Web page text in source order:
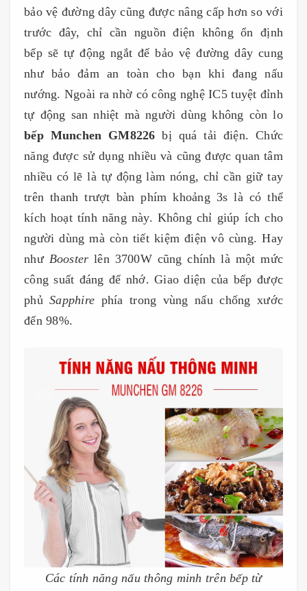
bảo vệ đường dây cũng được nâng cấp hơn so với
trước đây, chỉ cần nguồn điện không ổn định
bếp sẽ tự động ngắt để bảo vệ đường dây cung
như bảo đảm an toàn cho bạn khi đang nấu
nướng. Ngoài ra nhờ có công nghệ IC5 tuyệt đỉnh
tự động san nhiệt mà người dùng không còn lo
bếp Munchen GM8226 bị quá tải điện. Chức
năng được sử dụng nhiều và cũng được quan tâm
nhiều có lẽ là tự động làm nóng, chỉ cần giữ tay
trên thanh trượt bàn phím khoảng 3s là có thể
kích hoạt tính năng này. Không chỉ giúp ích cho
người dùng mà còn tiết kiệm điện vô cùng. Hay
như Boosterlên 3700W cũng chính là một mức
công suất đáng để nhớ. Giao diện của bếp được
phủSapphire phía trong vùng nấu chống xước
đến 98%.
Các tính năng nấu thông minh trên bếp từ